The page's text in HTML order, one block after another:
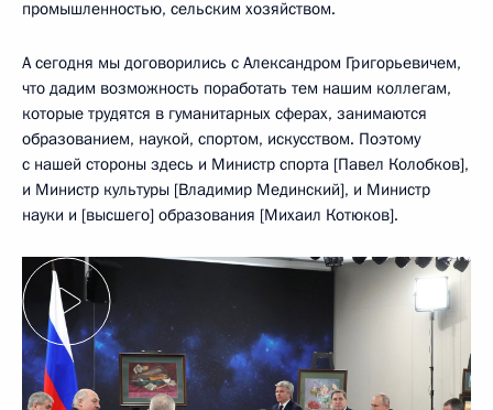
промышленностью, сельским хозяйством.
А сегодня мы договорились с Александром Григорьевичем,
что дадим возможность поработать тем нашим коллегам,
которые трудятся в гуманитарных сферах, занимаются
образованием, наукой, спортом, искусством. Поэтому
с нашей стороны здесь и Министр спорта [Павел Колобков],
и Министр культуры [Владимир Мединский], и Министр
науки и [высшего] образования [Михаил Котюков].